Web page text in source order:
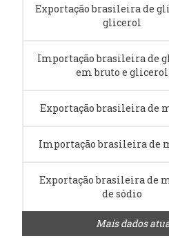
Exportação brasileira de
glicerol
Importação brasileira de
em bruto e glicerol
Exportação brasileira de
Importação brasileira de
Exportação brasileira de
de sódio
Mais dados